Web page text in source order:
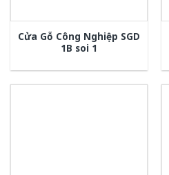
Cửa Gỗ Công Nghiệp SGD
1B soi 1